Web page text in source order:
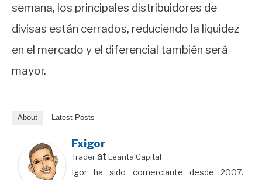
semana, los principales distribuidores de
divisas están cerrados, reduciendo la liquidez
en el mercado y el diferencial también será
mayor.
About Latest Posts
Fxigor
Traderat Leanta Capital
Igor ha sido comerciante desde 2007.